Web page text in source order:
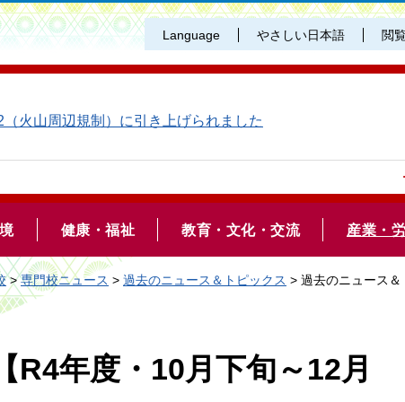
Language やさしい日本語 閲
火山周辺規制）に引き上げられました
健康・福祉 教育・文化・交流 産業・
>専門校ニュース > 過去のニュース＆トピックス > 過去のニュース＆
年度・10月下旬～12月